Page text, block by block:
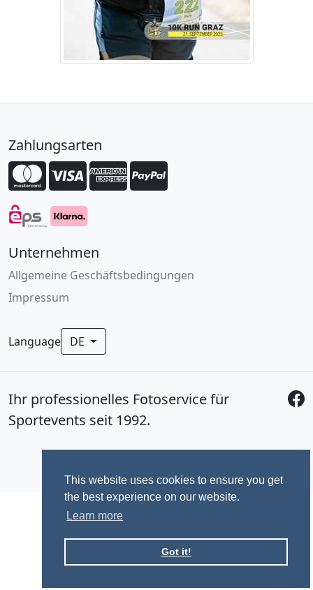
This website uses cookies to ensure you get
the best experience on our website.
Learn more
Got it!
Zahlungsarten
Unternehmen
Allgemeine Geschäftsbedingungen
Impressum
Language DE
Ihr professionelles Fotoservice für
Sportevents seit 1992.